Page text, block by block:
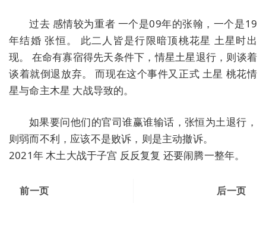
过去 感情较为重者 一个是09年的张翰，一个是19
年结婚 张恒。 此二人皆是行限暗顶桃花星 土星时出
现。 在命有寡宿得先天条件下，情星土星退行，则谈着
谈着就倒退放弃。 而现在这个事件又正式 土星 桃花情
星与命主木星 大战导致的。
如果要问他们的官司谁赢谁输话，张恒为土退行，
则弱而不利，应该不是败诉，则是主动撤诉。
2021年 木土大战于子宫 反反复复 还要闹腾一整年。
前一页 后一页